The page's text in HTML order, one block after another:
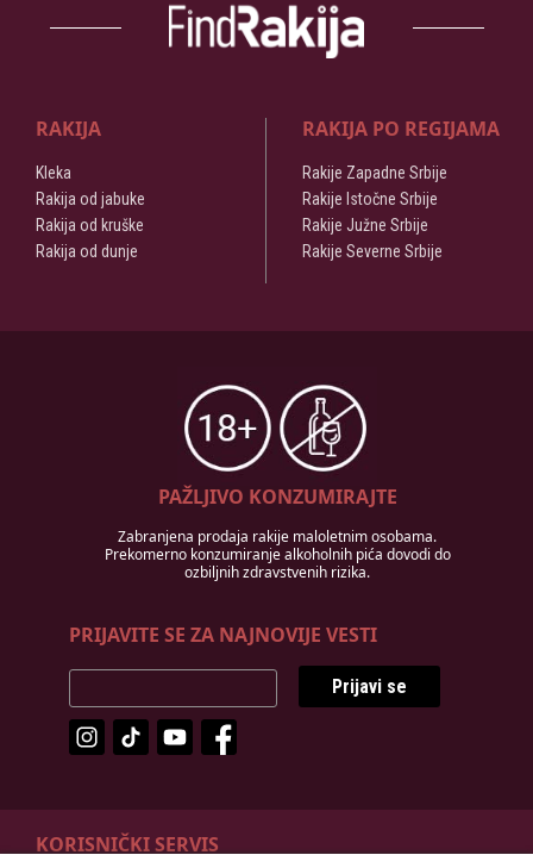
RAKIJA
Kleka
Rakija od jabuke
Rakija od kruške
Rakija od dunje
RAKIJA PO REGIJAMA
Rakije Zapadne Srbije
Rakije Istočne Srbije
Rakije Južne Srbije
Rakije Severne Srbije
PAŽLJIVO KONZUMIRAJTE
Zabranjena prodaja rakije maloletnim osobama.
Prekomerno konzumiranje alkoholnih pića dovodi do
ozbiljnih zdravstvenih rizika.
PRIJAVITE SE ZA NAJNOVIJE VESTI
Prijavi se
KORISNIČKI SERVIS